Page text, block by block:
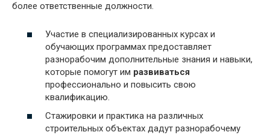
более ответственные должности.
Участие в специализированных курсах и
обучающих программах предоставляет
разнорабочим дополнительные знания и навыки,
которые помогут им развиваться
профессионально и повысить свою
квалификацию.
Стажировки и практика на различных
строительных объектах дадут разнорабочему